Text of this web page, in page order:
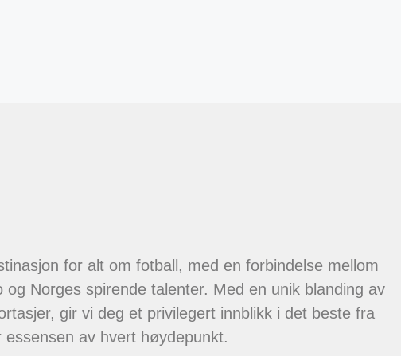
for alt om fotball, med en forbindelse mellom
og Norges spirende talenter. Med en unik blanding av
gir vi deg et privilegert innblikk i det beste fra
av hvert høydepunkt.